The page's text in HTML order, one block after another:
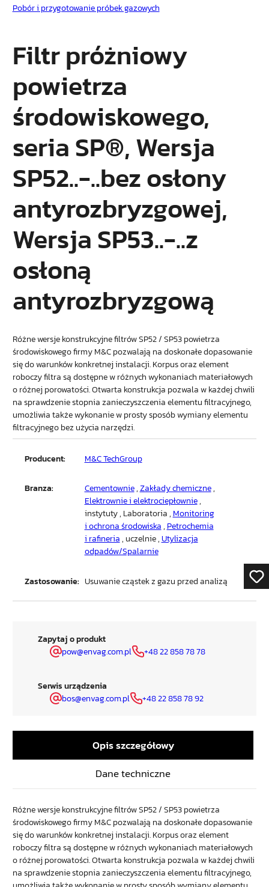
Pobór i przygotowanie próbek gazowych
Filtr próżniowy
powietrza
środowiskowego,
seria SP®, Wersja
SP52..-..bez osłony
antyrozbryzgowej,
Wersja SP53..-..z
osłoną
antyrozbryzgową
Różne wersje konstrukcyjne filtrów SP52 / SP53 powietrza
środowiskowego firmy M&C pozwalają na doskonałe dopasowanie
się do warunków konkretnej instalacji. Korpus oraz element
roboczy filtra są dostępne w różnych wykonaniach materiałowych
o różnej porowatości. Otwarta konstrukcja pozwala w każdej chwili
na sprawdzenie stopnia zanieczyszczenia elementu filtracyjnego,
umożliwia także wykonanie w prosty sposób wymiany elementu
filtracyjnego bez użycia narzędzi.
Producent: M&C TechGroup
Branza: Cementownie,Zakłady chemiczne,
Elektrownie i elektrociepłownie,
instytuty , Laboratoria , Monitoring
i ochrona środowiska , Petrochemia
i rafineria , uczelnie ,Utylizacja
odpadów/Spalarnie
Zastosowanie: Usuwanie cząstek z gazu przed analizą
Zapytaj o produkt
pow@envag.com.pl
+48 22 858 78 78
Serwis urządzenia
bos@envag.com.pl
+48 22 858 78 92
Opis szczegółowy
Dane techniczne
Różne wersje konstrukcyjne filtrów SP52 / SP53 powietrza
środowiskowego firmy M&C pozwalają na doskonałe dopasowanie
się do warunków konkretnej instalacji. Korpus oraz element
roboczy filtra są dostępne w różnych wykonaniach materiałowych
o różnej porowatości. Otwarta konstrukcja pozwala w każdej chwili
na sprawdzenie stopnia zanieczyszczenia elementu filtracyjnego,